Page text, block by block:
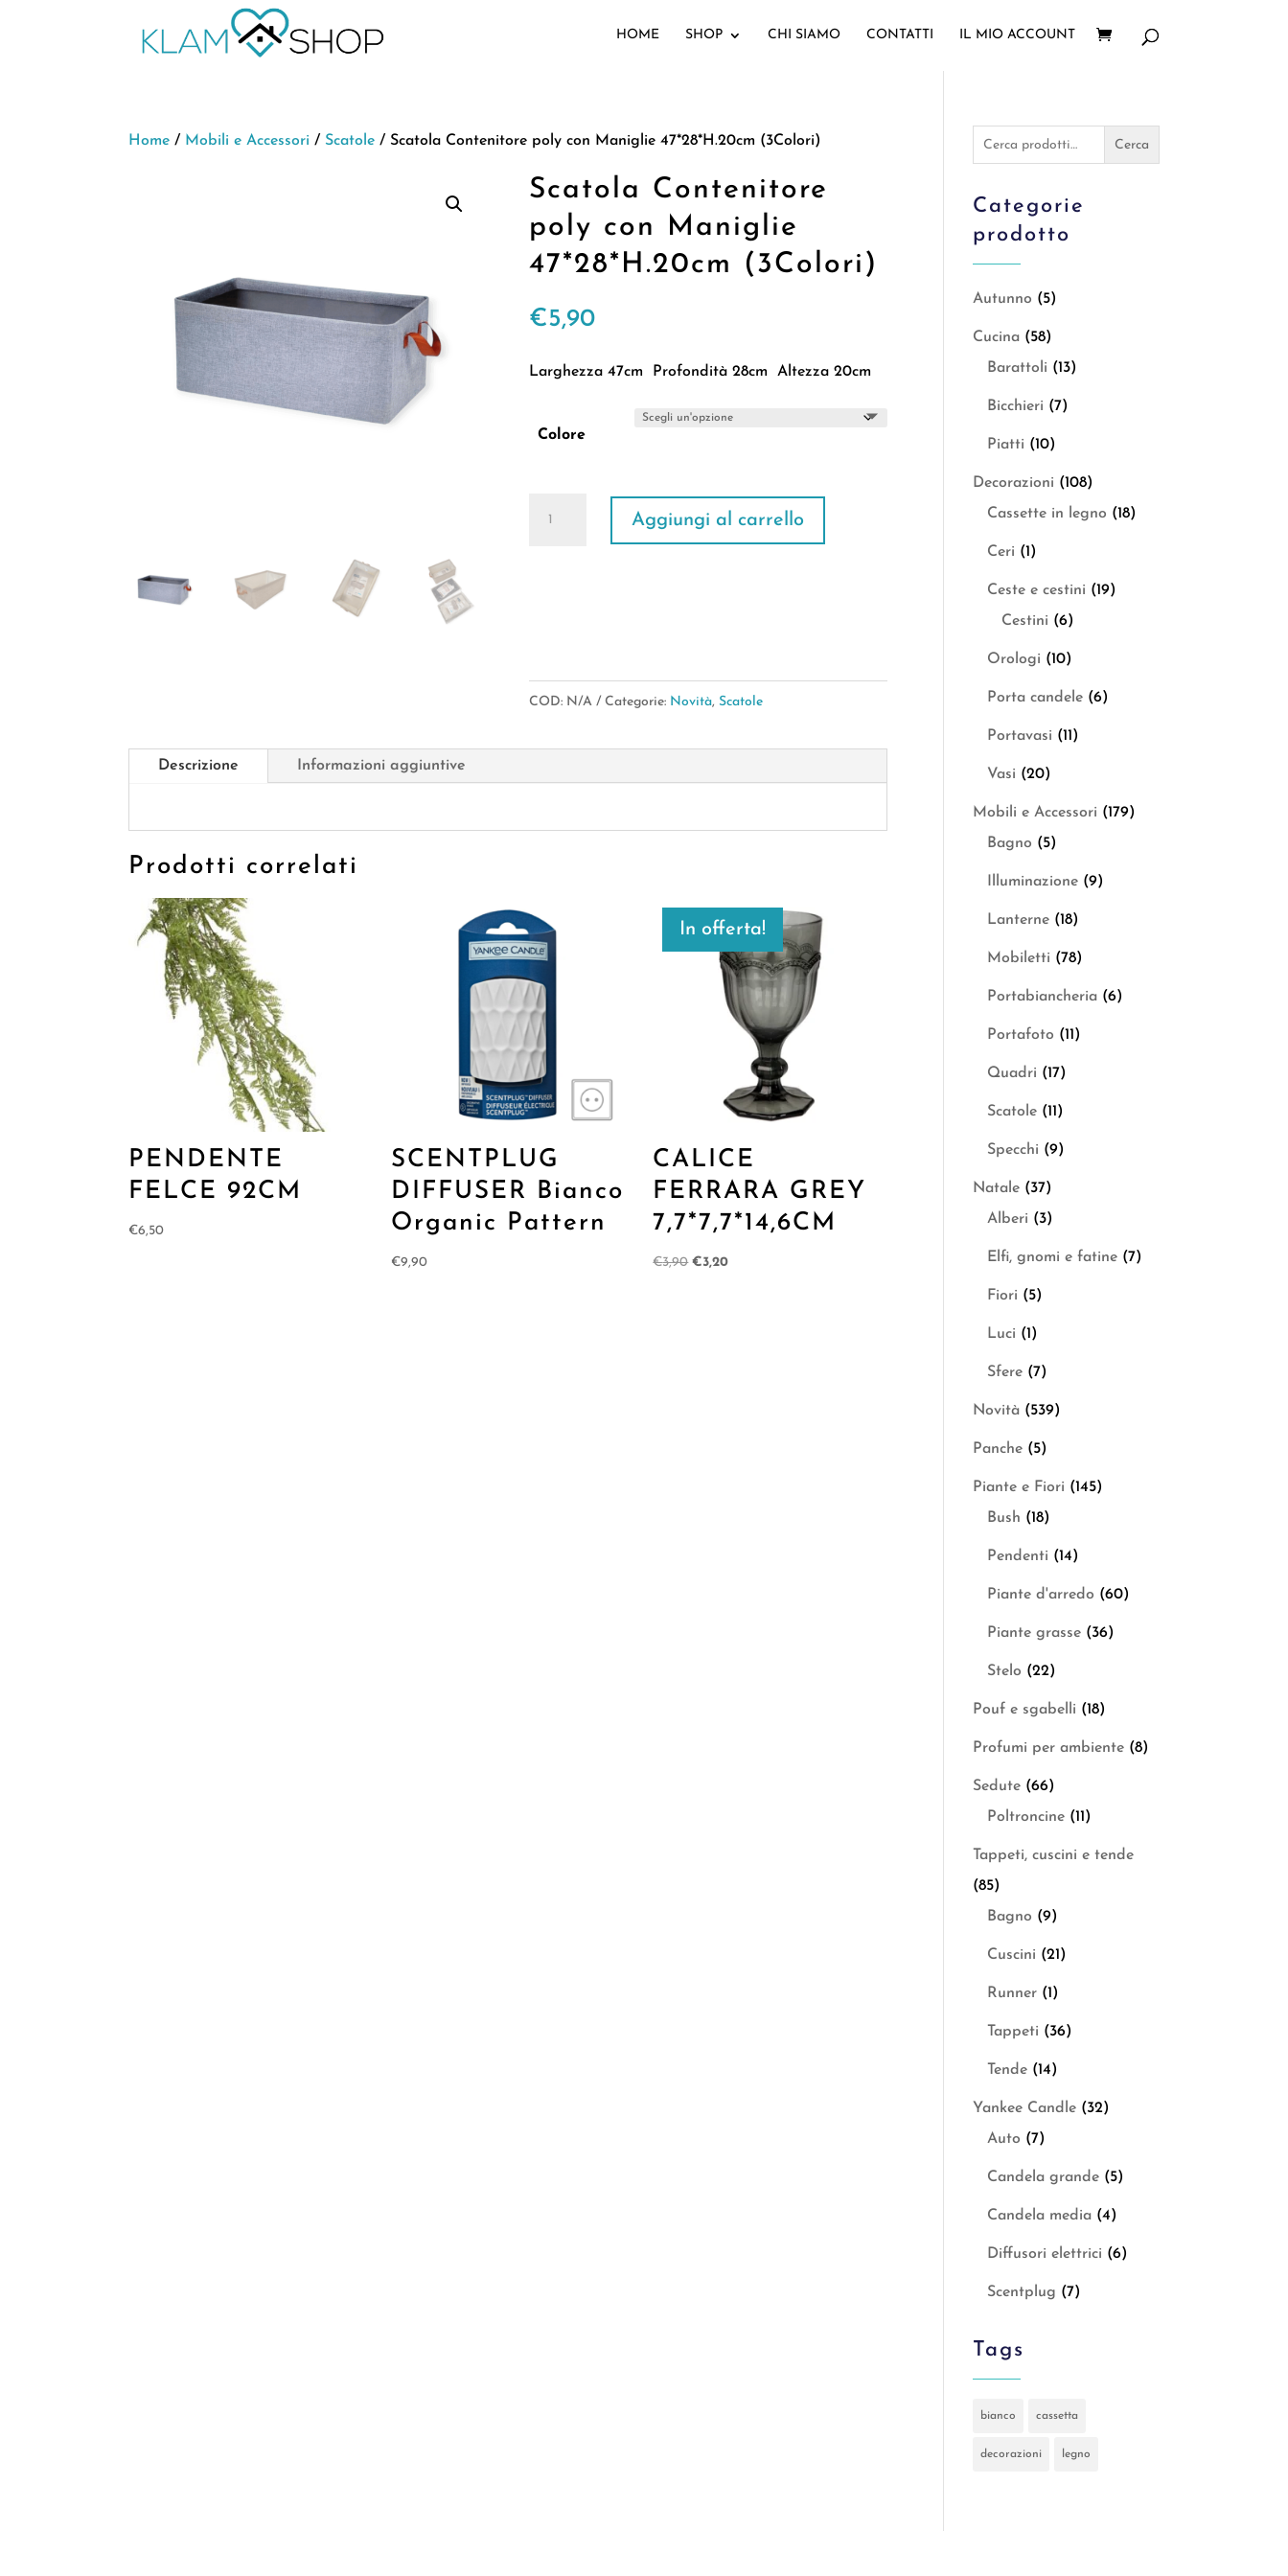
HOME SHOP CHI SIAMO CONTATTI IL MIO ACCOUNT
Home / Mobili e Accessori / Scatole / Scatola Contenitore poly con Maniglie 47*28*H.20cm (3Colori)
Scatola Contenitore
poly con Maniglie
47*28*H.20cm (3Colori)
€5,90
Larghezza 47cm Profondità 28cm Altezza 20cm
Colore
(3Colori)
Aggiungi al carrello
COD: N/A Categorie: Novità, Scatole
Descrizione Informazioni aggiuntive
Prodotti correlati
PENDENTE
FELCE 92CM
€6,50
SCENTPLUG
DIFFUSER Bianco
Organic Pattern
€9,90
In offerta!
CALICE
FERRARA GREY
7,7*7,7*14,6CM
€3,90 Il
€3,20Il
Cerca: Cerca
Categorie
prodotto
Autunno (5)
Cucina (58)
Barattoli (13)
Bicchieri (7)
Piatti (10)
Decorazioni (108)
Cassette in legno (18)
Ceri (1)
Ceste e cestini (19)
Cestini (6)
Orologi (10)
Porta candele (6)
Portavasi (11)
Vasi (20)
Mobili e Accessori (179)
Bagno (5)
Illuminazione (9)
Lanterne (18)
Mobiletti (78)
Portabiancheria (6)
Portafoto (11)
Quadri (17)
Scatole (11)
Specchi (9)
Natale (37)
Alberi (3)
Elfi, gnomi e fatine (7)
Fiori (5)
Luci (1)
Sfere (7)
Novità (539)
Panche (5)
Piante e Fiori (145)
Bush (18)
Pendenti (14)
Piante d'arredo (60)
Piante grasse (36)
Stelo (22)
Pouf e sgabelli (18)
Profumi per ambiente (8)
Sedute (66)
Poltroncine (11)
Tappeti, cuscini e tende
(85)
Bagno (9)
Cuscini (21)
Runner (1)
Tappeti (36)
Tende (14)
Yankee Candle (32)
Auto (7)
Candela grande (5)
Candela media (4)
Diffusori elettrici (6)
Scentplug (7)
Tags
bianco cassetta
decorazioni legno